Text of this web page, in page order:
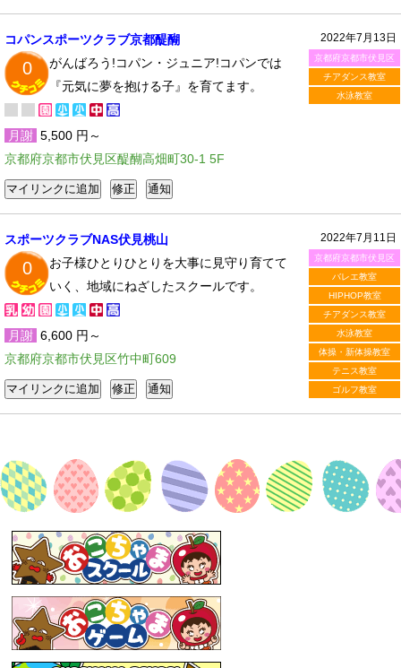
2022年7月13日
京都府京都市伏見区
チアダンス教室
水泳教室
コパンスポーツクラブ京都醍醐
0
がんばろう!コパン・ジュニア!コパンでは
『元気に夢を抱ける子』を育てます。
月謝 5,500 円～
京都府京都市伏見区醍醐高畑町30-1 5F
2022年7月11日
京都府京都市伏見区
バレエ教室
HIPHOP教室
チアダンス教室
水泳教室
体操・新体操教室
テニス教室
ゴルフ教室
スポーツクラブNAS伏見桃山
0
お子様ひとりひとりを大事に見守り育てて
いく、地域にねざしたスクールです。
月謝 6,600 円～
京都府京都市伏見区竹中町609